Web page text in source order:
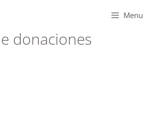
Menu
donaciones